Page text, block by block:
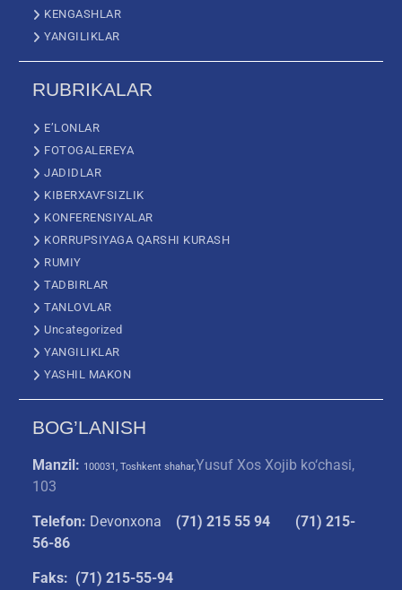
KENGASHLAR
YANGILIKLAR
RUBRIKALAR
E’LONLAR
FOTOGALEREYA
JADIDLAR
KIBERXAVFSIZLIK
KONFERENSIYALAR
KORRUPSIYAGA QARSHI KURASH
RUMIY
TADBIRLAR
TANLOVLAR
Uncategorized
YANGILIKLAR
YASHIL MAKON
BOG’LANISH
Manzil: 100031, Toshkent shahar,Yusuf Xos Xojib ko‘chasi,
103
Telefon: Devonxona (71) 215 55 94
(71) 215-
56-86
Faks: (71) 215-55-94